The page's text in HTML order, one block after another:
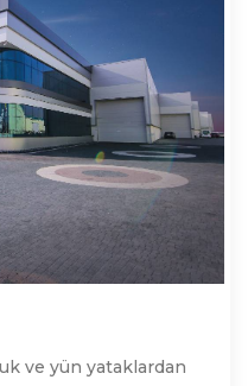
ve yün yataklardan